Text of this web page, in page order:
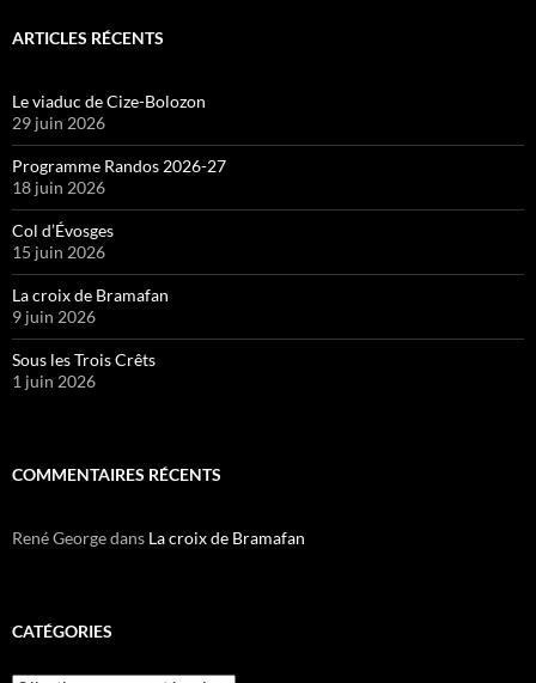
ARTICLES RÉCENTS
Le viaduc de Cize-Bolozon
29 juin 2026
Programme Randos 2026-27
18 juin 2026
Col d’Évosges
15 juin 2026
La croix de Bramafan
9 juin 2026
Sous les Trois Crêts
1 juin 2026
COMMENTAIRES RÉCENTS
René Georgedans La croix de Bramafan
CATÉGORIES